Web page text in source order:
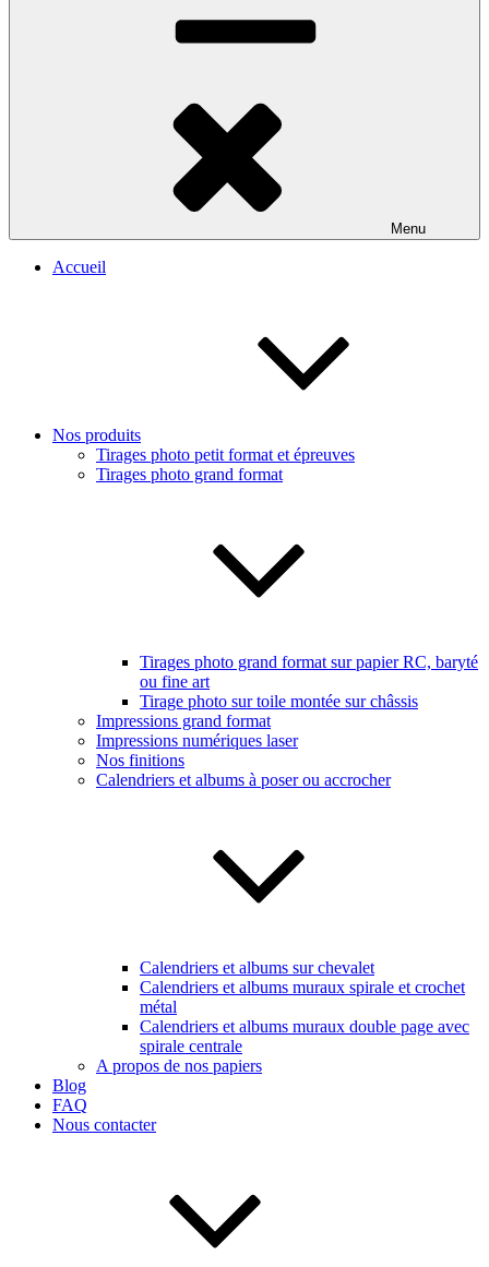
Menu
Accueil
Nos produits
Tirages photo petit format et épreuves
Tirages photo grand format
Tirages photo grand format sur papier RC, baryté
ou fine art
Tirage photo sur toile montée sur châssis
Impressions grand format
Impressions numériques laser
Nos finitions
Calendriers et albums à poser ou accrocher
Calendriers et albums sur chevalet
Calendriers et albums muraux spirale et crochet
métal
Calendriers et albums muraux double page avec
spirale centrale
A propos de nos papiers
Blog
FAQ
Nous contacter